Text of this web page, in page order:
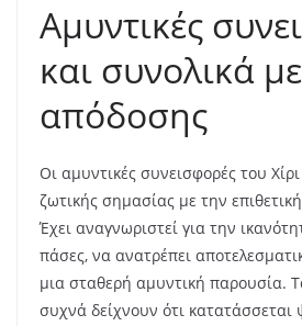
Αμυντικές
και συνολικά
απόδοσης
Οι αμυντικές συνεισφορές του Χίρι
ζωτικής σημασίας με την
Έχει αναγνωριστεί για την
πάσες, να ανατρέπει
μια σταθερή αμυντική παρουσία.
συχνά δείχνουν ότι κατατάσσεται